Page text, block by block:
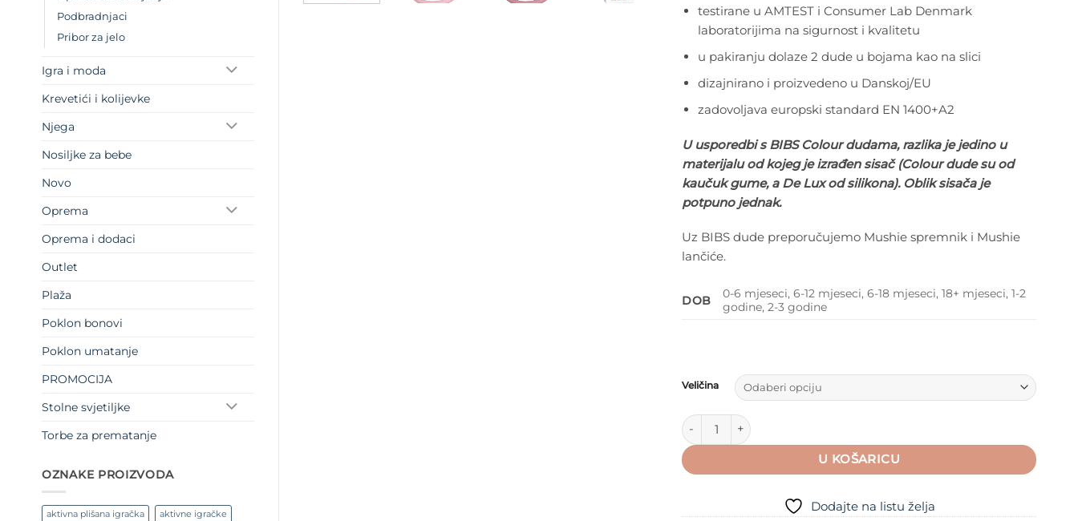
Podbradnjaci
Pribor za jelo
Igra i moda
Krevetići i kolijevke
Njega
Nosiljke za bebe
Novo
Oprema
Oprema i dodaci
Outlet
Plaža
Poklon bonovi
Poklon umatanje
PROMOCIJA
Stolne svjetiljke
Torbe za prematanje
OZNAKE PROIZVODA
aktivna plišana igračka aktivne igračke
testirane u AMTEST i Consumer Lab Denmark
laboratorijima na sigurnost i kvalitetu
u pakiranju dolaze 2 dude u bojama kao na slici
dizajnirano i proizvedeno u Danskoj/EU
zadovoljava europski standard EN 1400+A2
U usporedbi s BIBS Colour dudama, razlika je jedino u
materijalu od kojeg je izrađen sisač (Colour dude su od
kaučuk gume, a De Lux od silikona). Oblik sisača je
potpuno jednak.
Uz BIBS dude preporučujemo Mushie spremnik i Mushie
lančiće.
DOB
0-6 mjeseci, 6-12 mjeseci, 6-18 mjeseci, 18+ mjeseci, 1-2
godine, 2-3 godine
Veličina
BIBS De Lux Dude - 2 dude u pakiranju - Coral / Ruby Red količina
U KOŠARICU
Dodajte na listu želja